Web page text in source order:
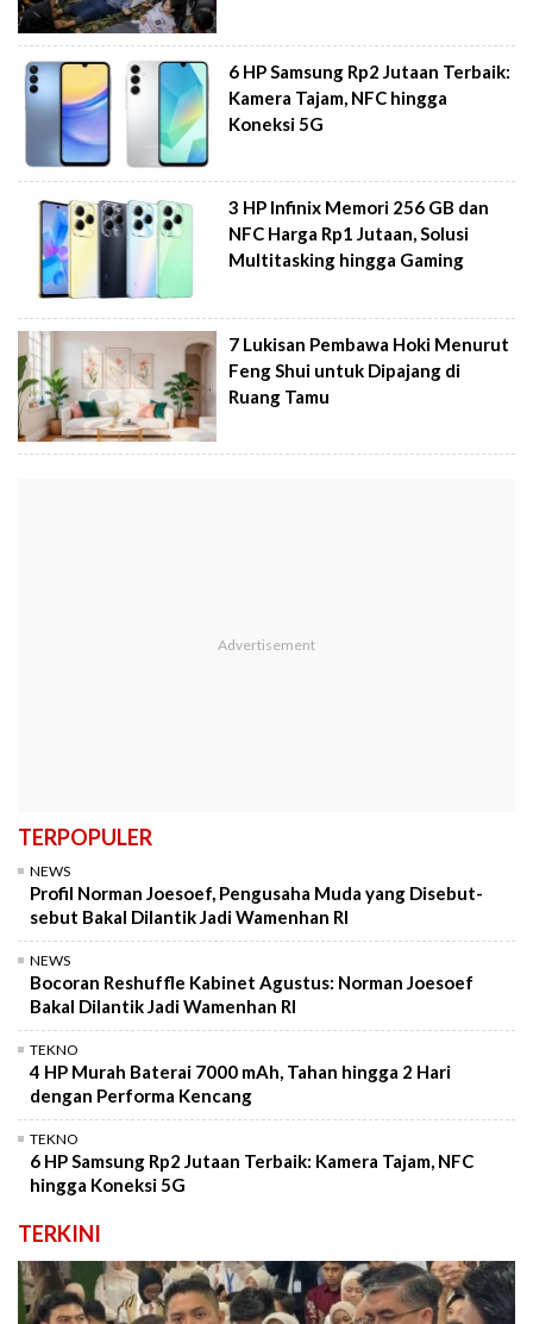
6 HP Samsung Rp2 Jutaan Terbaik:
Kamera Tajam, NFC hingga
Koneksi 5G
3 HP Infinix Memori 256 GB dan
NFC Harga Rp1 Jutaan, Solusi
Multitasking hingga Gaming
7 Lukisan Pembawa Hoki Menurut
Feng Shui untuk Dipajang di
Ruang Tamu
TERPOPULER
NEWS
Profil Norman Joesoef, Pengusaha Muda yang Disebut-
sebut Bakal Dilantik Jadi Wamenhan RI
NEWS
Bocoran Reshuffle Kabinet Agustus: Norman Joesoef
Bakal Dilantik Jadi Wamenhan RI
TEKNO
4 HP Murah Baterai 7000 mAh, Tahan hingga 2 Hari
dengan Performa Kencang
TEKNO
6 HP Samsung Rp2 Jutaan Terbaik: Kamera Tajam, NFC
hingga Koneksi 5G
TERKINI